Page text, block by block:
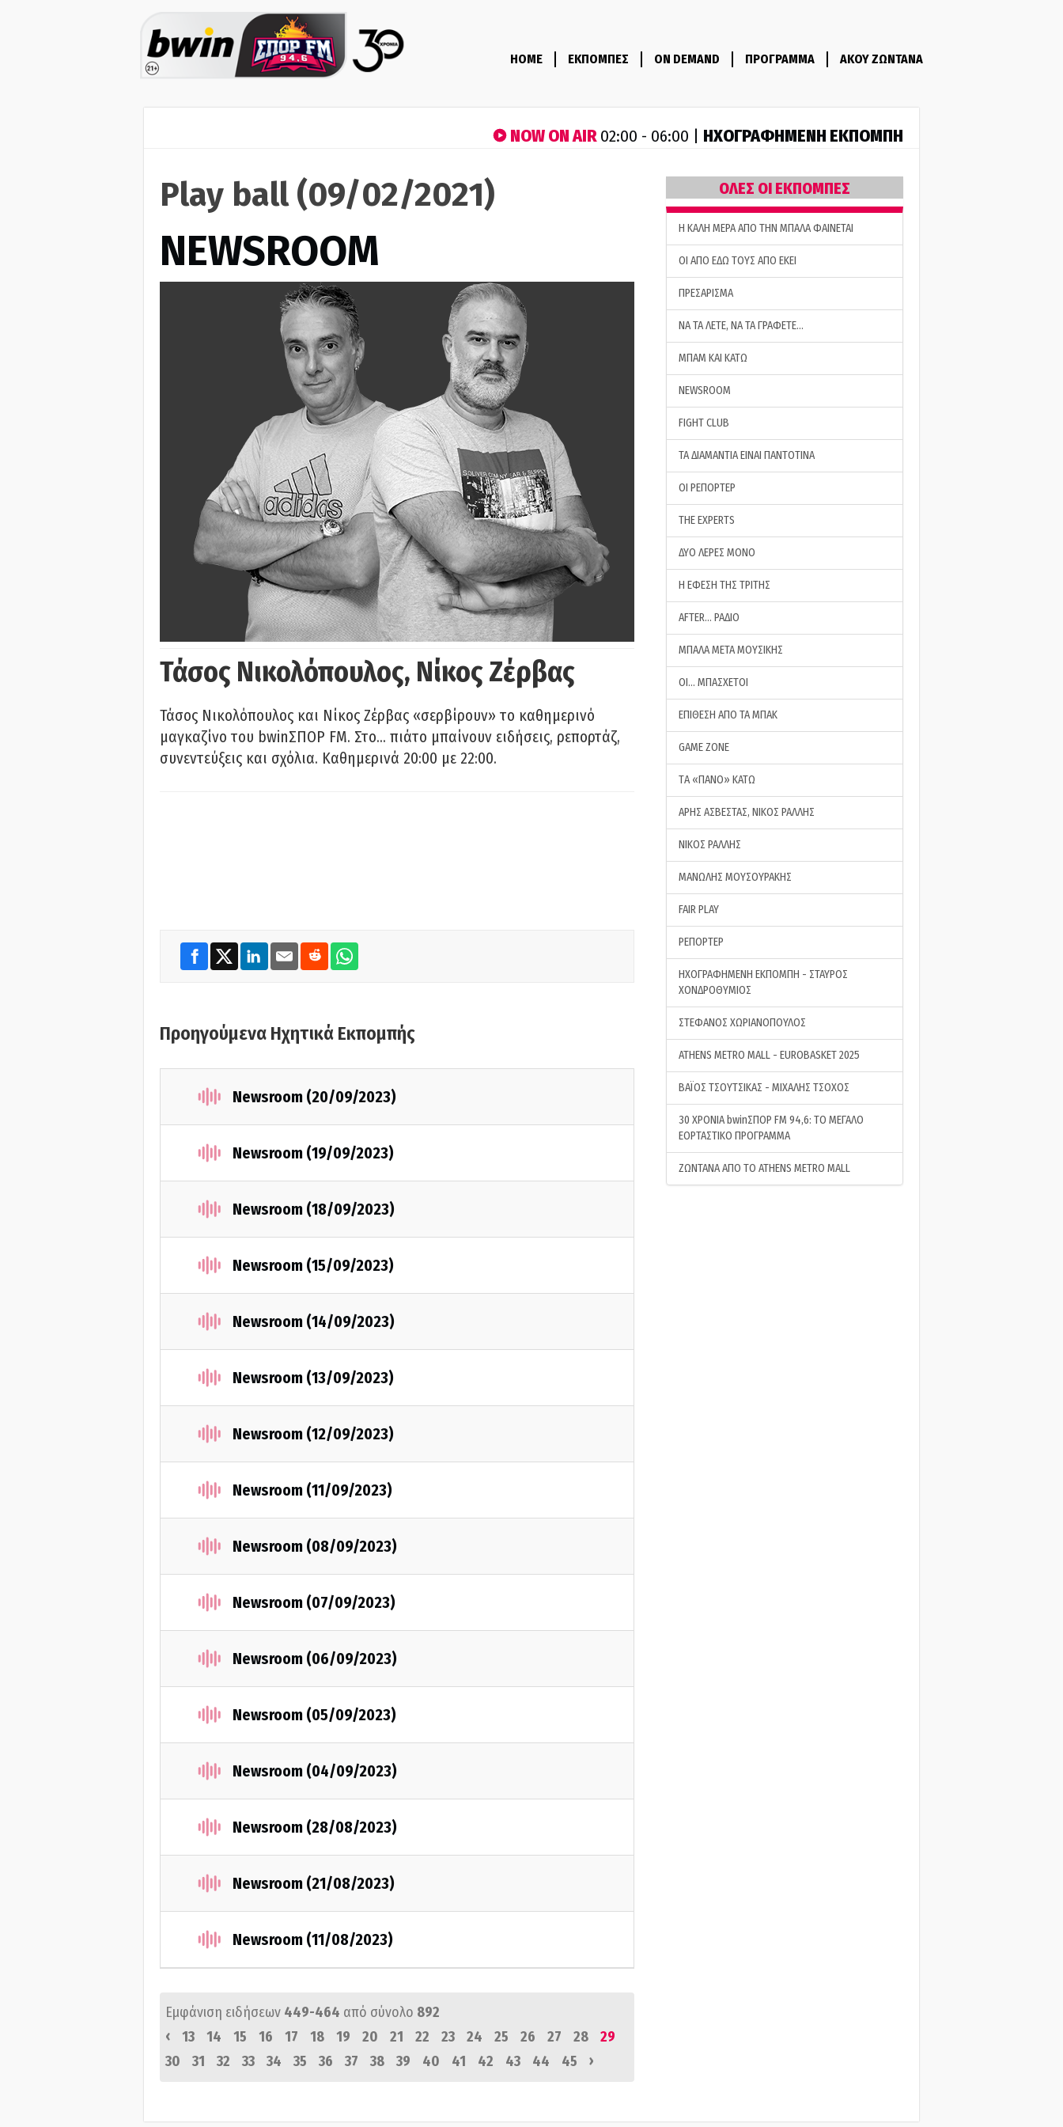
HOME ΕΚΠΟΜΠΕΣ ON DEMAND ΠΡΟΓΡΑΜΜΑ ΑΚΟΥ ΖΩΝΤΑΝΑ
NOW ON AIR02:00 - 06:00 | ΗΧΟΓΡΑΦΗΜΕΝΗ ΕΚΠΟΜΠΗ
Play ball (09/02/2021)
NEWSROOM
Τάσος Νικολόπουλος, Νίκος Ζέρβας
Τάσος Νικολόπουλος και Νίκος Ζέρβας «σερβίρουν» το καθημερινό
μαγκαζίνο του bwinΣΠΟΡ FM. Στο… πιάτο μπαίνουν ειδήσεις, ρεπορτάζ,
συνεντεύξεις και σχόλια. Καθημερινά 20:00 με 22:00.
Προηγούμενα Ηχητικά Εκπομπής
Newsroom (20/09/2023)
Newsroom (19/09/2023)
Newsroom (18/09/2023)
Newsroom (15/09/2023)
Newsroom (14/09/2023)
Newsroom (13/09/2023)
Newsroom (12/09/2023)
Newsroom (11/09/2023)
Newsroom (08/09/2023)
Newsroom (07/09/2023)
Newsroom (06/09/2023)
Newsroom (05/09/2023)
Newsroom (04/09/2023)
Newsroom (28/08/2023)
Newsroom (21/08/2023)
Newsroom (11/08/2023)
Εμφάνιση ειδήσεων 449-464 από σύνολο 892
‹
13 14 15 16 17 18 19 20 21 22 23 24 25 26 27 28
29
30
31 32 33 34 35 36 37 38 39 40 41 42 43 44 45 ›
ΟΛΕΣ ΟΙ ΕΚΠΟΜΠΕΣ
H ΚΑΛΗ ΜΕΡΑ ΑΠΟ ΤΗΝ ΜΠΑΛΑ ΦΑΙΝΕΤΑΙ
ΟΙ ΑΠΟ ΕΔΩ ΤΟΥΣ ΑΠΟ ΕΚΕΙ
ΠΡΕΣΑΡΙΣΜΑ
ΝΑ ΤΑ ΛΕΤΕ, ΝΑ ΤΑ ΓΡΑΦΕΤΕ…
ΜΠΑΜ ΚΑΙ ΚΑΤΩ
NEWSROOM
FIGHT CLUB
ΤΑ ΔΙΑΜΑΝΤΙΑ ΕΙΝΑΙ ΠΑΝΤΟΤΙΝΑ
ΟΙ ΡΕΠΟΡΤΕΡ
THE EXPERTS
ΔΥΟ ΛΕΡΕΣ ΜΟΝΟ
Η ΕΦΕΣΗ ΤΗΣ ΤΡΙΤΗΣ
AFTER… ΡΑΔΙΟ
ΜΠΑΛΑ ΜΕΤΑ ΜΟΥΣΙΚΗΣ
ΟΙ… ΜΠΑΣΧΕΤΟΙ
ΕΠΙΘΕΣΗ ΑΠΟ ΤΑ ΜΠΑΚ
GAME ZONE
ΤA «ΠΑΝΟ» ΚΑΤΩ
ΑΡΗΣ ΑΣΒΕΣΤΑΣ, ΝΙΚΟΣ ΡΑΛΛΗΣ
ΝΙΚΟΣ ΡΑΛΛΗΣ
ΜΑΝΩΛΗΣ ΜΟΥΣΟΥΡΑΚΗΣ
FAIR PLAY
ΡΕΠΟΡΤΕΡ
ΗΧΟΓΡΑΦΗΜΕΝΗ ΕΚΠΟΜΠΗ - ΣΤΑΥΡΟΣ
ΧΟΝΔΡΟΘΥΜΙΟΣ
ΣΤΕΦΑΝΟΣ ΧΩΡΙΑΝΟΠΟΥΛΟΣ
ATHENS METRO MALL - EUROBASKET 2025
ΒΑΪΟΣ ΤΣΟΥΤΣΙΚΑΣ - ΜΙΧΑΛΗΣ ΤΣΟΧΟΣ
30 ΧΡΟΝΙΑ bwinΣΠΟΡ FM 94,6: ΤΟ ΜΕΓΑΛΟ
ΕΟΡΤΑΣΤΙΚΟ ΠΡΟΓΡΑΜΜΑ
ΖΩΝΤΑΝΑ ΑΠΟ ΤΟ ATHENS METRO MALL